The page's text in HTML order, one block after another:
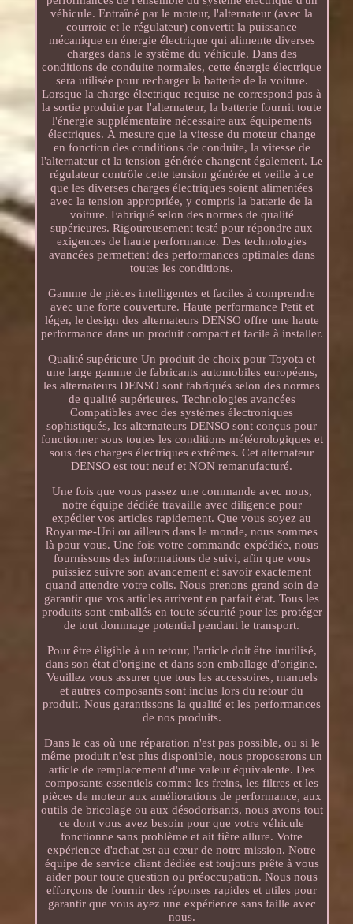
véhicule. Entraîné par le moteur, l'alternateur (avec la
courroie et le régulateur) convertit la puissance
mécanique en énergie électrique qui alimente diverses
charges dans le système du véhicule. Dans des
conditions de conduite normales, cette énergie électrique
sera utilisée pour recharger la batterie de la voiture.
Lorsque la charge électrique requise ne correspond pas à
la sortie produite par l'alternateur, la batterie fournit toute
l'énergie supplémentaire nécessaire aux équipements
électriques. À mesure que la vitesse du moteur change
en fonction des conditions de conduite, la vitesse de
l'alternateur et la tension générée changent également. Le
régulateur contrôle cette tension générée et veille à ce
que les diverses charges électriques soient alimentées
avec la tension appropriée, y compris la batterie de la
voiture. Fabriqué selon des normes de qualité
supérieures. Rigoureusement testé pour répondre aux
exigences de haute performance. Des technologies
avancées permettent des performances optimales dans
toutes les conditions.
Gamme de pièces intelligentes et faciles à comprendre
avec une forte couverture. Haute performance Petit et
léger, le design des alternateurs DENSO offre une haute
performance dans un produit compact et facile à installer.
Qualité supérieure Un produit de choix pour Toyota et
une large gamme de fabricants automobiles européens,
les alternateurs DENSO sont fabriqués selon des normes
de qualité supérieures. Technologies avancées
Compatibles avec des systèmes électroniques
sophistiqués, les alternateurs DENSO sont conçus pour
fonctionner sous toutes les conditions météorologiques et
sous des charges électriques extrêmes. Cet alternateur
DENSO est tout neuf et NON remanufacturé.
Une fois que vous passez une commande avec nous,
notre équipe dédiée travaille avec diligence pour
expédier vos articles rapidement. Que vous soyez au
Royaume-Uni ou ailleurs dans le monde, nous sommes
là pour vous. Une fois votre commande expédiée, nous
fournissons des informations de suivi, afin que vous
puissiez suivre son avancement et savoir exactement
quand attendre votre colis. Nous prenons grand soin de
garantir que vos articles arrivent en parfait état. Tous les
produits sont emballés en toute sécurité pour les protéger
de tout dommage potentiel pendant le transport.
Pour être éligible à un retour, l'article doit être inutilisé,
dans son état d'origine et dans son emballage d'origine.
Veuillez vous assurer que tous les accessoires, manuels
et autres composants sont inclus lors du retour du
produit. Nous garantissons la qualité et les performances
de nos produits.
Dans le cas où une réparation n'est pas possible, ou si le
même produit n'est plus disponible, nous proposerons un
article de remplacement d'une valeur équivalente. Des
composants essentiels comme les freins, les filtres et les
pièces de moteur aux améliorations de performance, aux
outils de bricolage ou aux désodorisants, nous avons tout
ce dont vous avez besoin pour que votre véhicule
fonctionne sans problème et ait fière allure. Votre
expérience d'achat est au cœur de notre mission. Notre
équipe de service client dédiée est toujours prête à vous
aider pour toute question ou préoccupation. Nous nous
efforçons de fournir des réponses rapides et utiles pour
garantir que vous ayez une expérience sans faille avec
nous.